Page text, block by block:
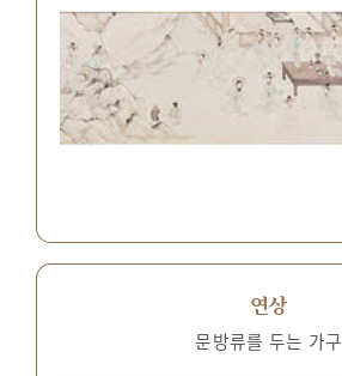
연상
문방류를 두는 가구